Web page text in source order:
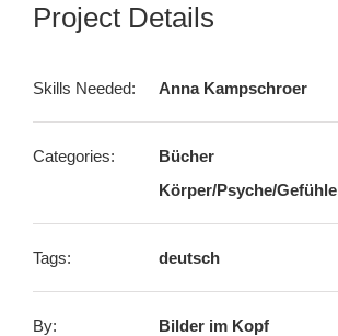
Project Details
Skills Needed: Anna Kampschroer
Categories:
Bücher
Körper/Psyche/Gefühle
Tags: deutsch
By: Bilder im Kopf